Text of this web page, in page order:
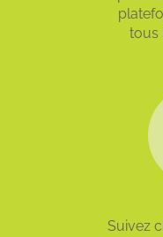
tous
Suivez